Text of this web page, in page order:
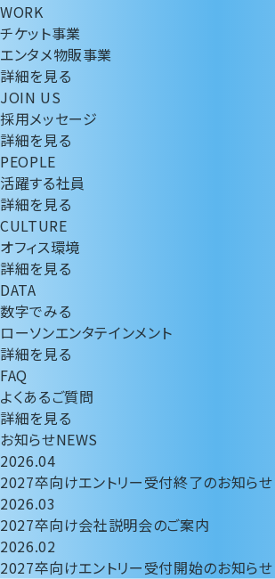
WORK
チケット事業
エンタメ物販事業
詳細を見る
JOIN US
採用メッセージ
詳細を見る
PEOPLE
活躍する社員
詳細を見る
CULTURE
オフィス環境
詳細を見る
DATA
数字でみる
ローソンエンタテインメント
詳細を見る
FAQ
よくあるご質問
詳細を見る
お知らせNEWS
2026.04
2027卒向けエントリー受付終了のお知らせ
2026.03
2027卒向け会社説明会のご案内
2026.02
2027卒向けエントリー受付開始のお知らせ